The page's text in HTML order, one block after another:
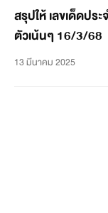
สรุปให้ เลขเด็ดป
ตัวเน้นๆ 16/3/68
13 มีนาคม 2025